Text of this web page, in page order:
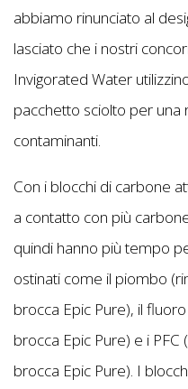
abbiamo rinunciato al
lasciato che i nostri
Invigorated Water
pacchetto sciolto per
contaminanti.
Con i blocchi di carbone
a contatto con più
quindi hanno più tempo
ostinati come il piombo
brocca Epic Pure), il
brocca Epic Pure) e i
brocca Epic Pure). I